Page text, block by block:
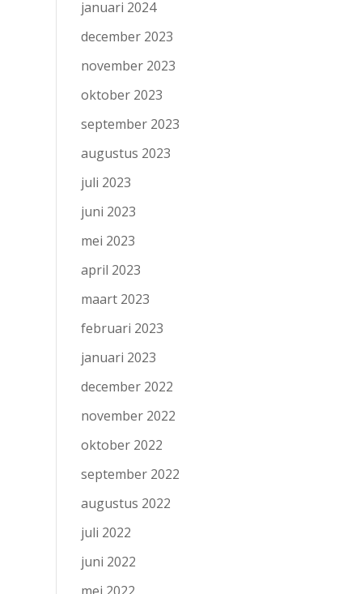
januari 2024
december 2023
november 2023
oktober 2023
september 2023
augustus 2023
juli 2023
juni 2023
mei 2023
april 2023
maart 2023
februari 2023
januari 2023
december 2022
november 2022
oktober 2022
september 2022
augustus 2022
juli 2022
juni 2022